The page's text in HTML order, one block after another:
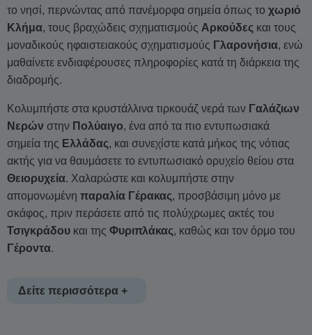
το νησί, περνώντας από πανέμορφα σημεία όπως το χωριό
Κλήμα, τους βραχώδεις σχηματισμούς Αρκούδες και τους
μοναδικούς ηφαιστειακούς σχηματισμούς Γλαρονήσια, ενώ
μαθαίνετε ενδιαφέρουσες πληροφορίες κατά τη διάρκεια της
διαδρομής.
Κολυμπήστε στα κρυστάλλινα τιρκουάζ νερά των Γαλάζιων
Νερών στην Πολύαιγο, ένα από τα πιο εντυπωσιακά
σημεία της Ελλάδας, και συνεχίστε κατά μήκος της νότιας
ακτής για να θαυμάσετε το εντυπωσιακό ορυχείο θείου στα
Θειορυχεία. Χαλαρώστε και κολυμπήστε στην
απομονωμένη παραλία Γέρακας, προσβάσιμη μόνο με
σκάφος, πριν περάσετε από τις πολύχρωμες ακτές του
Τσιγκράδου και της Φυριπλάκας, καθώς και τον όρμο του
Γέροντα.
Δείτε περισσότερα +